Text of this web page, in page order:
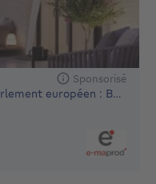
Sponsorisé
Un logement exclusif près du Parlement européen : Beside